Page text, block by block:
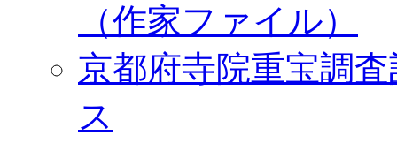
（作家ファイル）
京都府寺院重宝調
ス